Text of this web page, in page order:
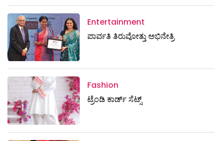
Entertainment
ಪಾರ್ವತಿ ತಿರುವೋತ್ತು ಅಭಿನೇತ್ರಿ
Fashion
ಟ್ರೆಂಡಿ ಕಾರ್ಡ್‌ ಸೆಟ್ಸ್